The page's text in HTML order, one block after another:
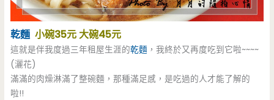
乾麵小碗35元 大碗45元
這就是伴我度過三年租屋生涯的乾麵 ，我終於又再度吃到它啦~~~~
(灑花)
滿滿的肉燥淋滿了整碗麵，那種滿足感，是吃過的人才能了解的
啦!!